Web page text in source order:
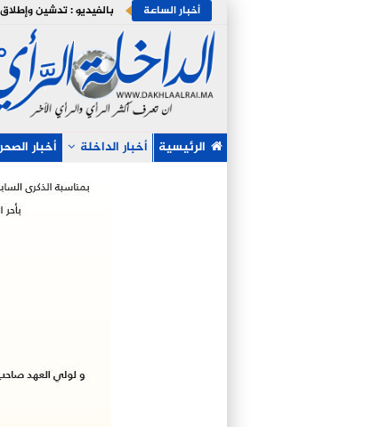
أخبار الساعة
الرئيسية أخبار الداخلة أخبار